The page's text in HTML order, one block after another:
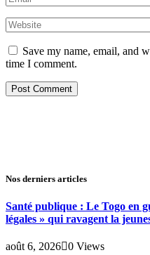
Save my name, email, and
time I comment.
Nos derniers articles
Santé publique : Le Togo en
légales » qui ravagent la
août 6, 2026 0 Views